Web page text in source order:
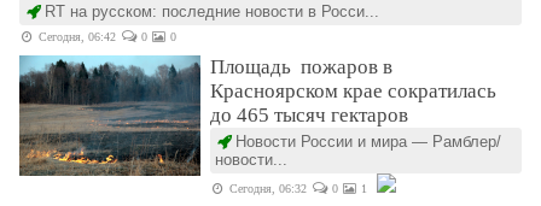
RT на русском: последние новости в Росси...
Сегодня, 06:42 0 0
Площадь пожаров в
Красноярском крае сократилась
до 465 тысяч гектаров
Новости России и мира — Рамблер/
новости...
Сегодня, 06:32 0 1